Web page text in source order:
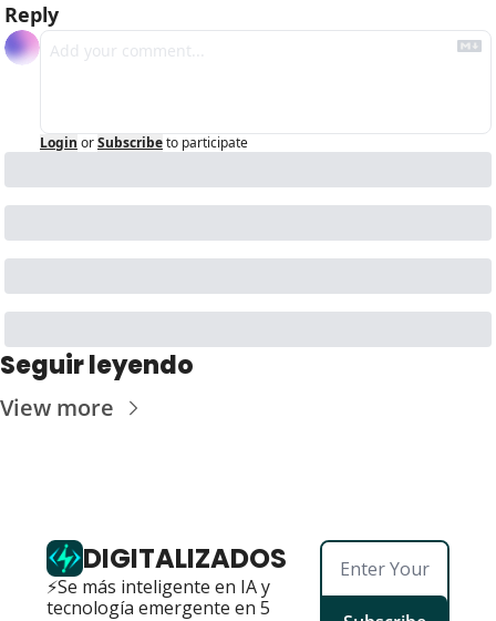
Reply
Login orSubscribeto participate
Seguir leyendo
View more
DIGITALIZADOS
⚡Se más inteligente en IA y
tecnología emergente en 5